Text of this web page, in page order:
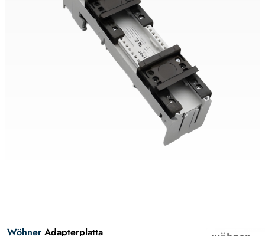
Wöhner Adapterplatta